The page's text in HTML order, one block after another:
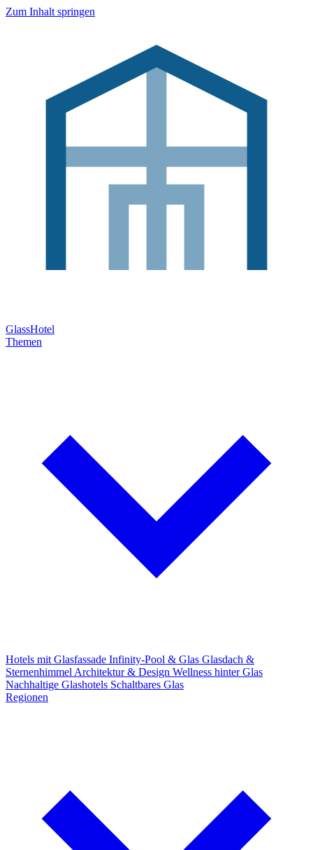
Zum Inhalt springen
GlassHotel
Themen
Hotels mit Glasfassade Infinity-Pool & Glas Glasdach &
Sternenhimmel Architektur & Design Wellness hinter Glas
Nachhaltige Glashotels Schaltbares Glas
Regionen